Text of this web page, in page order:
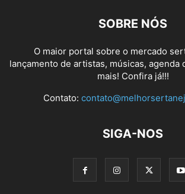
SOBRE NÓS
O maior portal sobre o mercado
lançamento de artistas, músicas, agenda
mais! Confira já!!!
Contato:
SIGA-NOS